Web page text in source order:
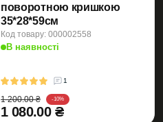
поворотною кришкою
35*28*59см
Код товару: 000002558
В наявності
1
1 200.00 ₴ -10%
1 080.00 ₴